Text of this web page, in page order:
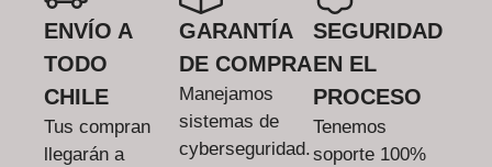
ENVÍO A
TODO
CHILE
Tus compran
llegarán a
GARANTÍA
DE COMPRA
Manejamos
sistemas de
cyberseguridad.
SEGURIDAD
EN EL
PROCESO
Tenemos
soporte 100%